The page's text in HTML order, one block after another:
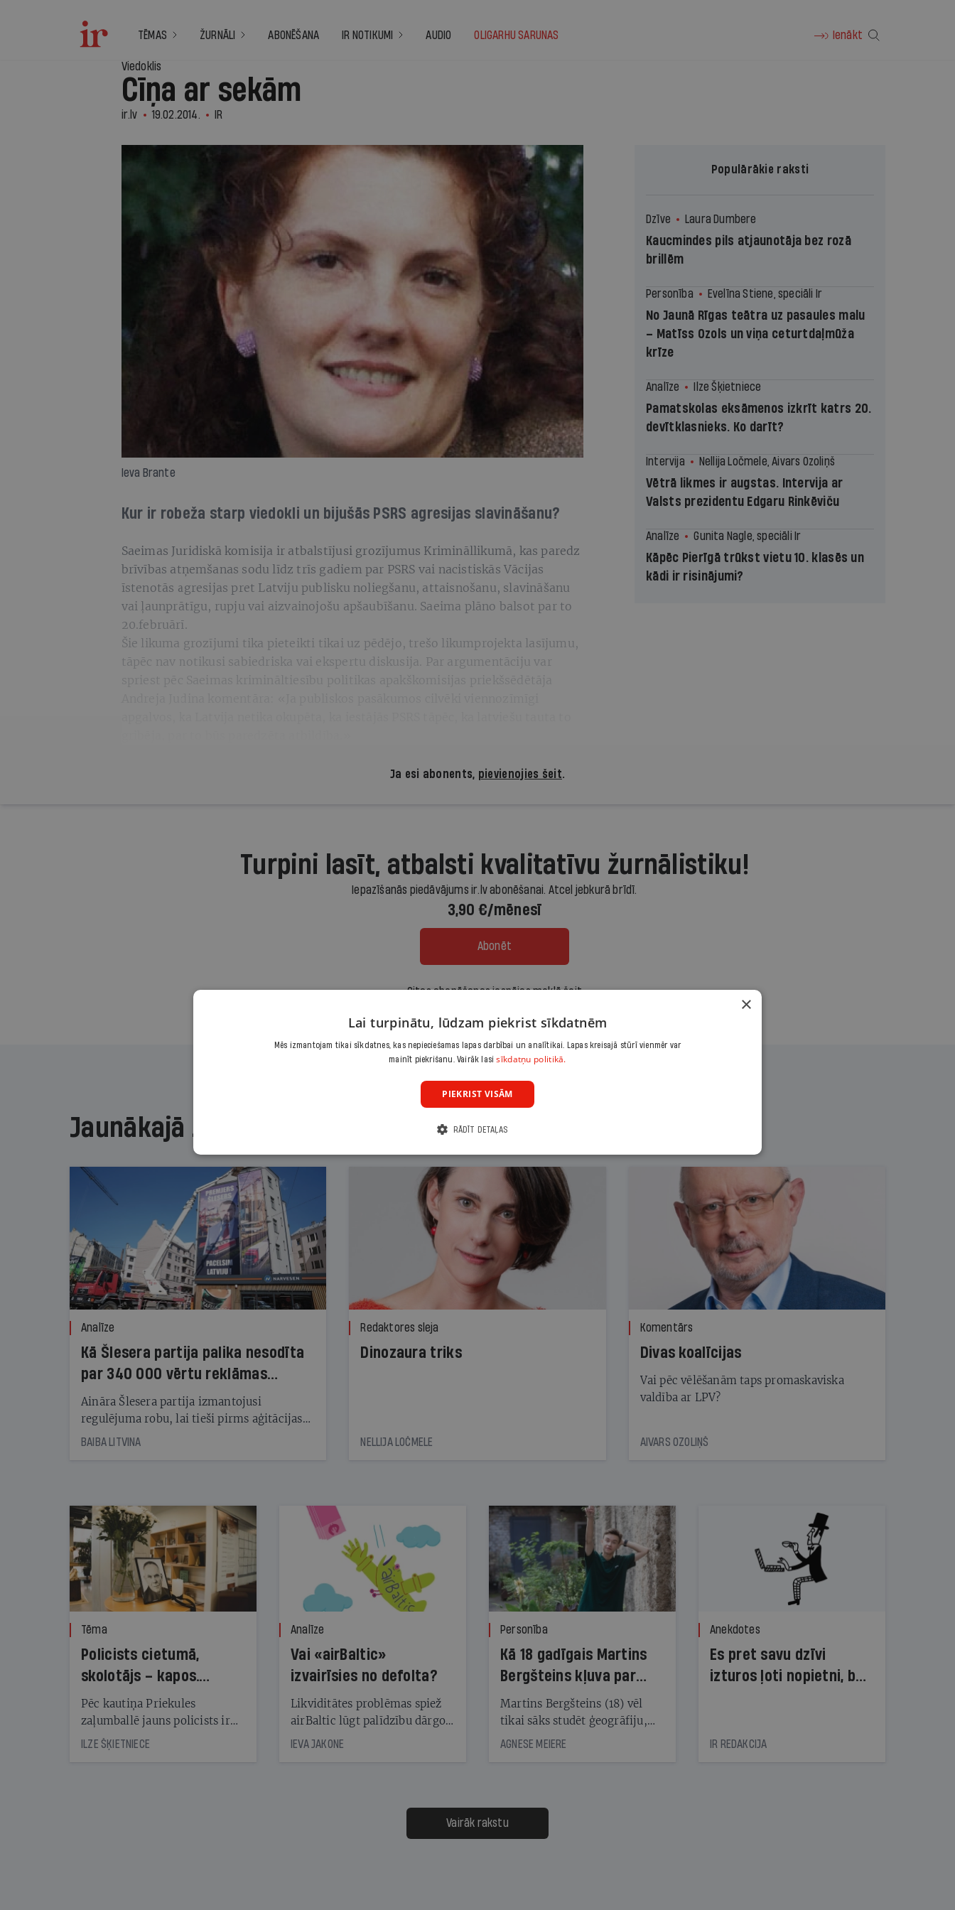
TĒMAS ŽURNĀLI ABONĒŠANA IR NOTIKUMI AUDIO OLIGARHU SARUNAS Ienākt
Viedoklis
Cīņa ar sekām
ir.lv 19.02.2014. IR
Ieva Brante
Kur ir robeža starp viedokli un bijušās PSRS agresijas slavināšanu?
Saeimas Juridiskā komisija ir atbalstījusi grozījumus Krimināllikumā, kas paredz
brīvības atņemšanas sodu līdz trīs gadiem par PSRS vai nacistiskās Vācijas
īstenotās agresijas pret Latviju publisku noliegšanu, attaisnošanu, slavināšanu
vai ļaunprātīgu, rupju vai aizvainojošu apšaubīšanu. Saeima plāno balsot par to
20.februārī.
Šie likuma grozījumi tika pieteikti tikai uz pēdējo, trešo likumprojekta lasījumu,
tāpēc nav notikusi sabiedriska vai ekspertu diskusija. Par argumentāciju var
Populārākie raksti
Dzīve Laura Dumbere
Kaucmindes pils atjaunotāja bez rozā
brillēm
Personība Evelīna Stiene, speciāli Ir
No Jaunā Rīgas teātra uz pasaules malu
– Matīss Ozols un viņa ceturtdaļmūža
krīze
Analīze Ilze Šķietniece
Pamatskolas eksāmenos izkrīt katrs 20.
devītklasnieks. Ko darīt?
Intervija Nellija Ločmele, Aivars Ozoliņš
Vētrā likmes ir augstas. Intervija ar
Valsts prezidentu Edgaru Rinkēviču
Analīze Gunita Nagle, speciāli Ir
Kāpēc Pierīgā trūkst vietu 10. klasēs un
kādi ir risinājumi?
Ja esi abonents, pievienojies šeit.
Turpini lasīt, atbalsti kvalitatīvu žurnālistiku!
Iepazīšanās piedāvājums ir.lv abonēšanai. Atcel jebkurā brīdī.
3,90 €/mēnesī
Abonēt
Citas abonēšanas iespējas meklē šeit
Jaunākajā žurnālā
Analīze
Kā Šlesera partija palika nesodīta
par 340 000 vērtu reklāmas
kampaņu
Aināra Šlesera partija izmantojusi
regulējuma robu, lai tieši pirms aģitācijas
starta izreklamētos par summu, kas
BAIBA LITVINA
Redaktores sleja
Dinozaura triks
NELLIJA LOČMELE
Komentārs
Divas koalīcijas
Vai pēc vēlēšanām taps promaskaviska
valdība ar LPV?
AIVARS OZOLIŅŠ
Tēma
Policists cietumā,
skolotājs – kapos.
Reibuma cena Priekulē
Pēc kautiņa Priekules
zaļumballē jauns policists ir
nonācis cietumā, bet
cienījams pedagogs — kapos.
ILZE ŠĶIETNIECE
Analīze
Vai «airBaltic»
izvairīsies no defolta?
Likviditātes problēmas spiež
airBaltic lūgt palīdzību dārgo
obligāciju turētājiem, taču
samaksāt augstos procentus,
kas jāpārskaita jau trīs dienas
pirms nākamās sapulces
IEVA JAKONE
Personība
Kā 18 gadīgais Martins
Bergšteins kļuva par
laika ziņu seju?
Martins Bergšteins (18) vēl
tikai sāks studēt ģeogrāfiju,
bet viņa sacītajam jau uzticas
uzcītīga darba, mammas
atbalsts un drosme turpināt
meteovērojumus arī tad, kad
AGNESE MEIERE
Anekdotes
Es pret savu dzīvi
izturos ļoti nopietni, bet
IR REDAKCIJA
Vairāk rakstu
×
Lai turpinātu, lūdzam piekrist sīkdatnēm
Mēs izmantojam tikai sīkdatnes, kas nepieciešamas lapas darbībai un analītikai. Lapas kreisajā stūrī vienmēr var
mainīt piekrišanu. Vairāk lasisīkdatņu politikā.
PIEKRIST VISĀM
RĀDĪT DETAĻAS